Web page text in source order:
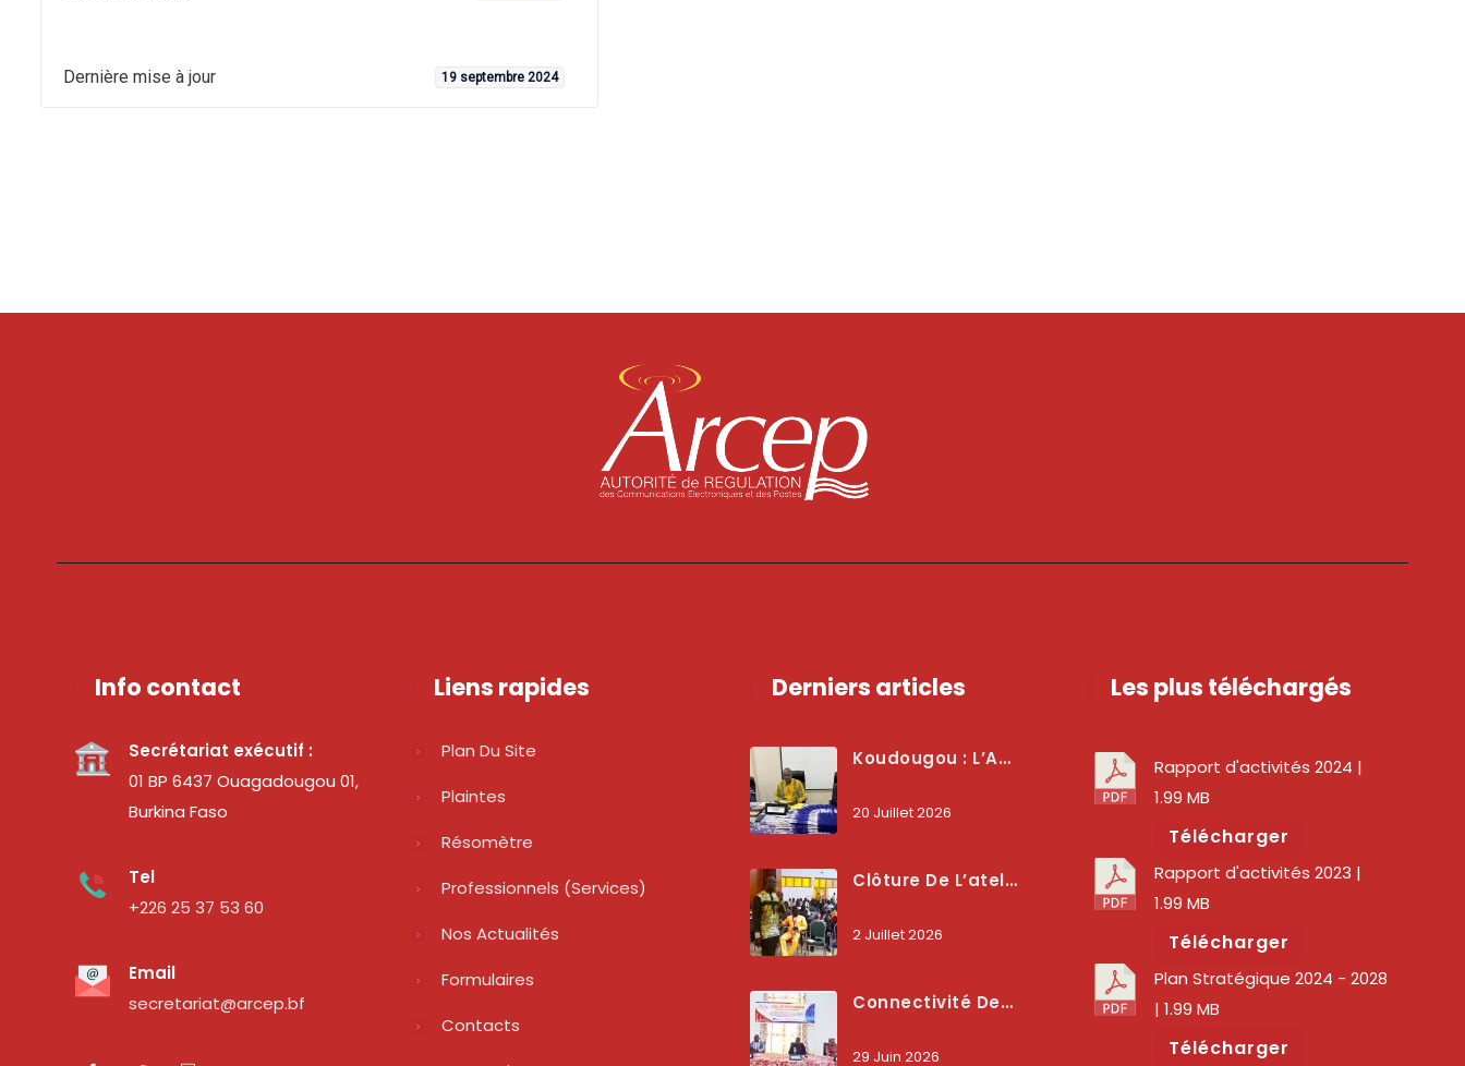
Dernière mise à jour 19 septembre 2024
Info contact
Secrétariat exécutif :
01 BP 6437 Ouagadougou 01,
Burkina Faso
Tel
+226 25 37 53 60
Email
secretariat@arcep.bf
Liens rapides
Plan Du Site
Plaintes
Résomètre
Professionnels (services)
Nos Actualités
Formulaires
Contacts
Derniers articles
Koudougou : L’ARCEP Renforce Le Dialogue Avec Les Associations De Consommateurs Pour Mieux Protéger Les Usagers
20 Juillet 2026
Clôture De L’atelier National : L’ARCEP Et Les Collectivités Territoriales Consolident Leur Partenariat Pour Booster La Qualité Des Services Numériques
2 Juillet 2026
Connectivité Des Territoires : L’ARCEP Et Les Collectivités Territoriales Scellent Un Pacte Stratégique À Bobo-Dioulasso Pour Booster La Qualité Des Réseaux
29 Juin 2026
Les plus téléchargés
Rapport d'activités 2024 |
1.99 MB
Télécharger
Rapport d'activités 2023 |
1.99 MB
Télécharger
Plan Stratégique 2024 - 2028
| 1.99 MB
Télécharger